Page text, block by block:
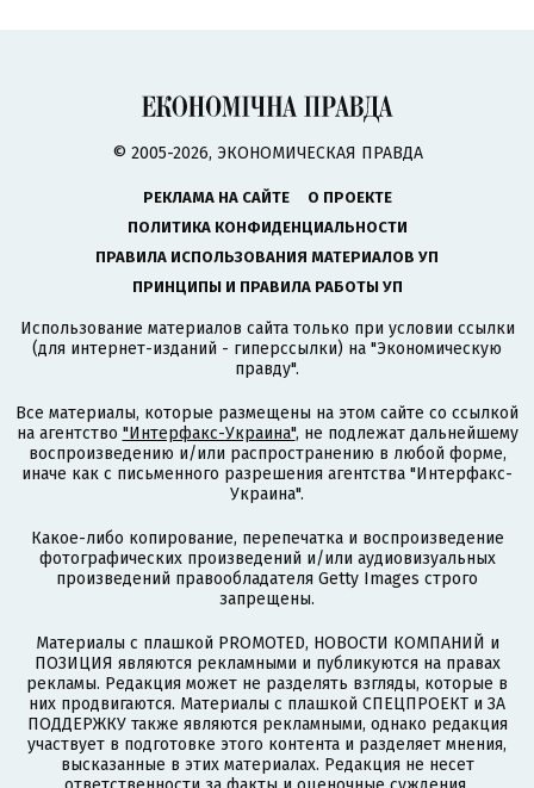
© 2005-2026, ЭКОНОМИЧЕСКАЯ ПРАВДА
РЕКЛАМА НА САЙТЕ
О ПРОЕКТЕ
ПОЛИТИКА КОНФИДЕНЦИАЛЬНОСТИ
ПРАВИЛА ИСПОЛЬЗОВАНИЯ МАТЕРИАЛОВ УП
ПРИНЦИПЫ И ПРАВИЛА РАБОТЫ УП
Использование материалов сайта только при условии ссылки
(для интернет-изданий - гиперссылки) на "Экономическую
правду".
Все материалы, которые размещены на этом сайте со ссылкой
на агентство "Интерфакс-Украина", не подлежат дальнейшему
воспроизведению и/или распространению в любой форме,
иначе как с письменного разрешения агентства "Интерфакс-
Украина".
Какое-либо копирование, перепечатка и воспроизведение
фотографических произведений и/или аудиовизуальных
произведений правообладателя Getty Images строго
запрещены.
Материалы с плашкой PROMOTED, НОВОСТИ КОМПАНИЙ и
ПОЗИЦИЯ являются рекламными и публикуются на правах
рекламы. Редакция может не разделять взгляды, которые в
них продвигаются. Материалы с плашкой СПЕЦПРОЕКТ и ЗА
ПОДДЕРЖКУ также являются рекламными, однако редакция
участвует в подготовке этого контента и разделяет мнения,
высказанные в этих материалах. Редакция не несет